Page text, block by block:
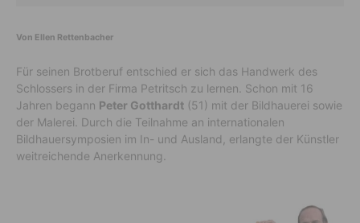
Von Ellen Rettenbacher
Für seinen Brotberuf entschied er sich das Handwerk des
Schlossers in der Firma Petritsch zu lernen. Schon mit 16
Jahren begann Peter Gotthardt (51) mit der Bildhauerei sowie
der Malerei. Durch die Teilnahme an internationalen
Bildhauersymposien im In- und Ausland, erlangte der Künstler
weitreichende Anerkennung.